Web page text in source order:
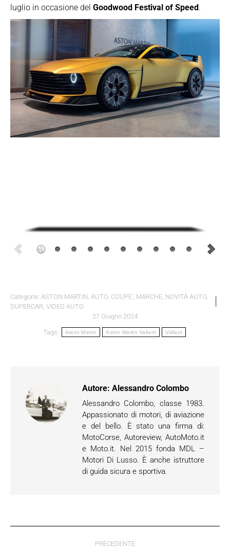
luglio in occasione del Goodwood Festival of Speed.
Categorie: ASTON MARTIN, AUTO, COUPE', MARCHE, NOVITÀ AUTO,
SUPERCAR, VIDEO AUTO
27 Giugno 2024
Tags: Aston Martin Aston Martin Valiant Valiant
Autore: Alessandro Colombo
Alessandro Colombo, classe 1983.
Appassionato di motori, di aviazione
e del bello. È stato una firma di:
MotoCorse, Autoreview, AutoMoto.it
e Moto.it. Nel 2015 fonda MDL –
Motori Di Lusso. È anche istruttore
di guida sicura e sportiva.
PRECEDENTE